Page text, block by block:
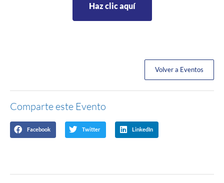
Haz clic aquí
Volver a Eventos
Comparte este Evento
Facebook Twitter LinkedIn